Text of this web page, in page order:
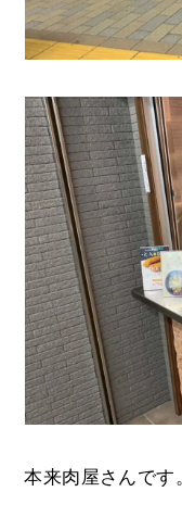
本来肉屋さんです